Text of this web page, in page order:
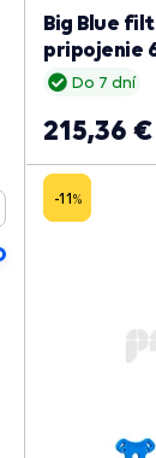
Do 7 dní
Big Blue
pripojenie
215,36 €
-11%